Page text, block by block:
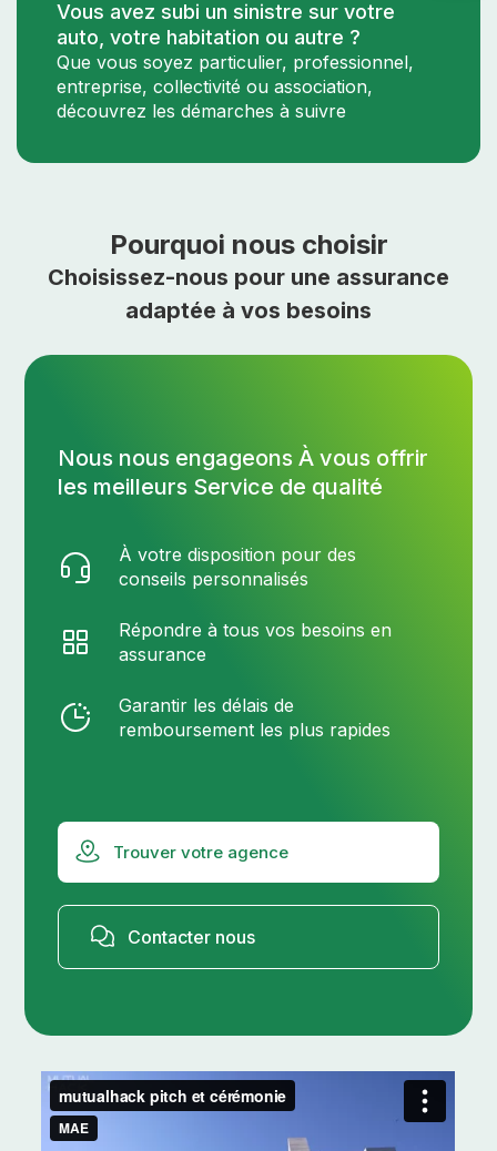
Vous avez subi un sinistre sur votre
auto, votre habitation ou autre ?
Que vous soyez particulier, professionnel,
entreprise, collectivité ou association,
découvrez les démarches à suivre
Pourquoi nous choisir
Choisissez-nous pour une assurance
adaptée à vos besoins
Nous nous engageons À vous offrir
les meilleurs Service de qualité
À votre disposition pour des
conseils personnalisés
Répondre à tous vos besoins en
assurance
Garantir les délais de
remboursement les plus rapides
Trouver votre agence
Contacter nous